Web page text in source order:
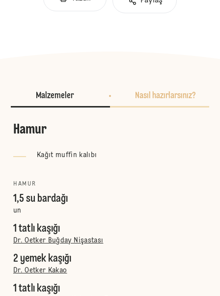
Malzemeler Nasıl hazırlarsınız?
Hamur
Kağıt muffin kalıbı
HAMUR
1,5 su bardağı
un
1 tatlı kaşığı
Dr. Oetker Buğday Nişastası
2 yemek kaşığı
Dr. Oetker Kakao
1 tatlı kaşığı